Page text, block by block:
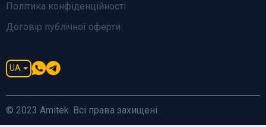
Політика конфіденційності
Договір публічної оферти
UA
© 2023 Amitek. Всі права захищені.